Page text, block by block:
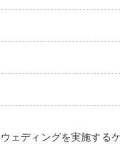
ェディングを実施する